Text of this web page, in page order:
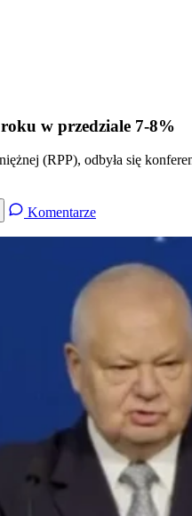
w przedziale 7-8%
(RPP), odbyła się
Komentarze